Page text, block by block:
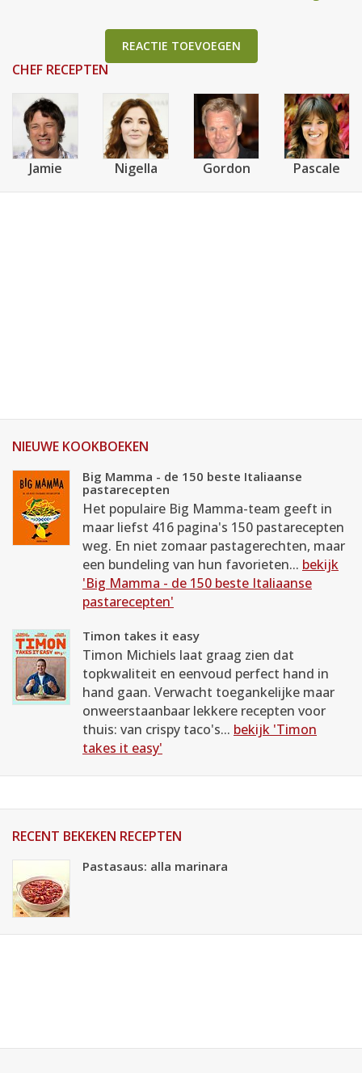
REACTIE TOEVOEGEN
CHEF RECEPTEN
Jamie Nigella Gordon Pascale
NIEUWE KOOKBOEKEN
Big Mamma - de 150 beste Italiaanse
pastarecepten
Het populaire Big Mamma-team geeft in
maar liefst 416 pagina's 150 pastarecepten
weg. En niet zomaar pastagerechten, maar
een bundeling van hun favorieten... bekijk
'Big Mamma - de 150 beste Italiaanse
pastarecepten'
Timon takes it easy
Timon Michiels laat graag zien dat
topkwaliteit en eenvoud perfect hand in
hand gaan. Verwacht toegankelijke maar
onweerstaanbaar lekkere recepten voor
thuis: van crispy taco's... bekijk 'Timon
takes it easy'
RECENT BEKEKEN RECEPTEN
Pastasaus: alla marinara